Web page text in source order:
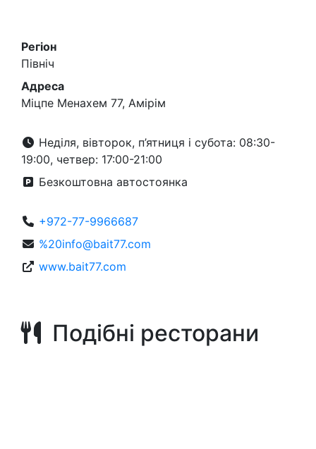
Регіон
Північ
Адреса
Міцпе Менахем 77, Амірім
Неділя, вівторок, п’ятниця і субота: 08:30-
19:00, четвер: 17:00-21:00
Безкоштовна автостоянка
+972-77-9966687
%20info@bait77.com
www.bait77.com
Подібні ресторани